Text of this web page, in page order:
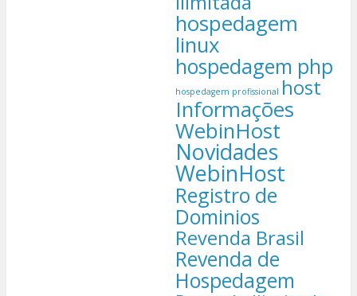
hospedagem
linux
hospedagem php
hospedagem profissional host
Informações
WebinHost
Novidades
WebinHost
Registro de
Dominios
Revenda Brasil
Revenda de
Hospedagem